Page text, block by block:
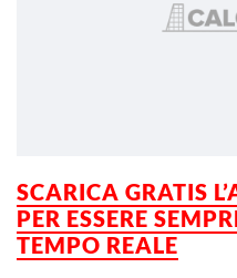
SCARICA GRATIS
PER ESSERE
TEMPO REALE